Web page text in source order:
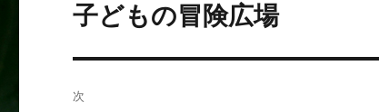
前
投
稿:
子どもの冒険広場
次